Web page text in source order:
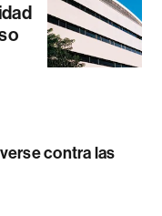
contra las